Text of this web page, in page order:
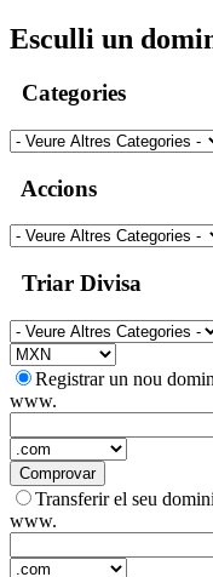
Esculli un
Categories
Accions
Triar Divisa
Registrar un nou
www.
Comprovar
Transferir el seu
www.